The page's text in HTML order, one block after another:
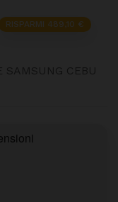
RISPARMI 489,10 €